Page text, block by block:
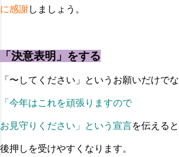
に感謝しましょう。
「決意表明」をする
「〜してください」というお願いだけでな
「今年はこれを頑張りますので
お見守りください」という宣言を伝えると
後押しを受けやすくなります。